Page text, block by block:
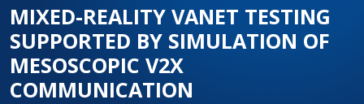
MIXED-REALITY VANET TESTING
SUPPORTED BY SIMULATION OF
MESOSCOPIC V2X
COMMUNICATION